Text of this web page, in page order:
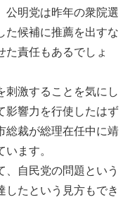
公明党は昨年の衆院選
た候補に推薦を出すな
た責任もあるでしょ
激することを気にし
影響力を行使したはず
総裁が総理在任中に靖
ます。
自民党の問題という
したという見方もでき